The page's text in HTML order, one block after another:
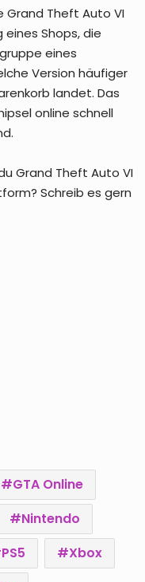
Grand Theft Auto VI
Shops, die
eines
Version häufiger
landet. Das
online schnell
Grand Theft Auto VI
Schreib es gern
GTA Online
Nintendo
PS5
Xbox